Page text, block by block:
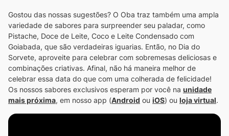
Gostou das nossas sugestões? O Oba traz também uma ampla
variedade de sabores para surpreender seu paladar, como
Pistache, Doce de Leite, Coco e Leite Condensado com
Goiabada, que são verdadeiras iguarias. Então, no Dia do
Sorvete, aproveite para celebrar com sobremesas deliciosas e
combinações criativas. Afinal, não há maneira melhor de
celebrar essa data do que com uma colherada de felicidade!
Os nossos sabores exclusivos esperam por você na unidade
mais próxima, em nosso app (Android ou iOS) ou loja virtual.